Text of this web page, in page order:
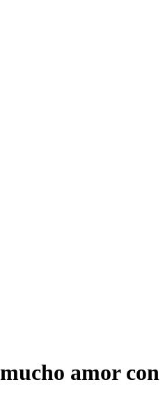
amor con